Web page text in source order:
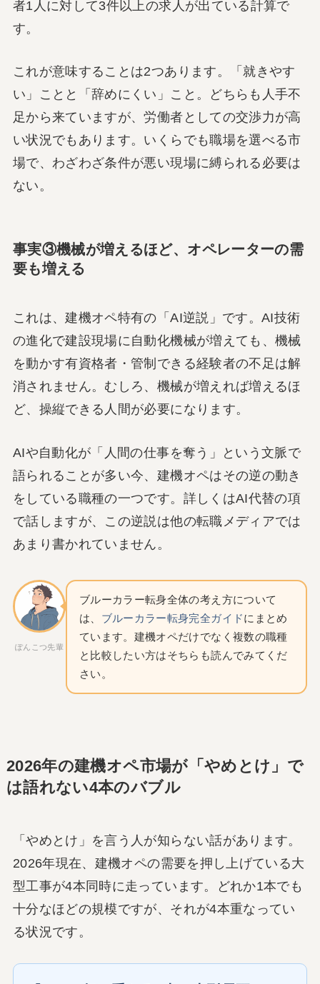
者1人に対して3件以上の求人が出ている計算で
す。
これが意味することは2つあります。「就きやす
い」ことと「辞めにくい」こと。どちらも人手不
足から来ていますが、労働者としての交渉力が高
い状況でもあります。いくらでも職場を選べる市
場で、わざわざ条件が悪い現場に縛られる必要は
ない。
事実③機械が増えるほど、オペレーターの需
要も増える
これは、建機オペ特有の「AI逆説」です。AI技術
の進化で建設現場に自動化機械が増えても、機械
を動かす有資格者・管制できる経験者の不足は解
消されません。むしろ、機械が増えれば増えるほ
ど、操縦できる人間が必要になります。
AIや自動化が「人間の仕事を奪う」という文脈で
語られることが多い今、建機オペはその逆の動き
をしている職種の一つです。詳しくはAI代替の項
で話しますが、この逆説は他の転職メディアでは
あまり書かれていません。
ぽんこつ先輩
ブルーカラー転身全体の考え方について
は、 ブルーカラー転身完全ガイドにまとめ
ています。建機オペだけでなく複数の職種
と比較したい方はそちらも読んでみてくだ
さい。
2026年の建機オペ市場が「やめとけ」で
は語れない4本のバブル
「やめとけ」を言う人が知らない話があります。
2026年現在、建機オペの需要を押し上げている大
型工事が4本同時に走っています。どれか1本でも
十分なほどの規模ですが、それが4本重なってい
る状況です。